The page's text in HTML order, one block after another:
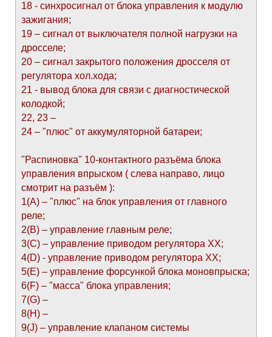
18 - синхросигнал от блока управления к модулю
зажигания;
19 – сигнал от выключателя полной нагрузки на
дросселе;
20 – сигнал закрытого положения дросселя от
регулятора хол.хода;
21 - вывод блока для связи с диагностической
колодкой;
22, 23 –
24 – "плюс" от аккумуляторной батареи;
"Распиновка" 10-контактного разъёма блока
управления впрыском ( слева направо, лицо
смотрит на разъём ):
1(А) – "плюс" на блок управления от главного
реле;
2(В) – управление главным реле;
3(С) – управление приводом регулятора ХХ;
4(D) - управление приводом регулятора ХХ;
5(E) – управление форсункой блока моновпрыска;
6(F) – "масса" блока управления;
7(G) –
8(H) –
9(J) – управление клапаном системы